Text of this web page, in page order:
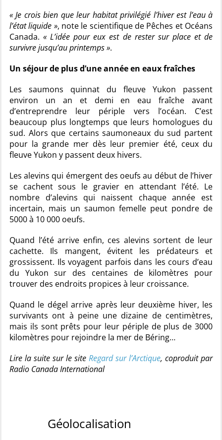
« Je crois bien que leur habitat privilégié l’hiver est l’eau à
l’état liquide », note le scientifique de Pêches et Océans
Canada.« L’idée pour eux est de rester sur place et de
survivre jusqu’au printemps ».
Un séjour de plus d’une année en eaux fraîches
Les saumons quinnat du fleuve Yukon passent
environ un an et demi en eau fraîche avant
d’entreprendre leur périple vers l’océan. C’est
beaucoup plus longtemps que leurs homologues du
sud. Alors que certains saumoneaux du sud partent
pour la grande mer dès leur premier été, ceux du
fleuve Yukon y passent deux hivers.
Les alevins qui émergent des oeufs au début de l’hiver
se cachent sous le gravier en attendant l’été. Le
nombre d’alevins qui naissent chaque année est
incertain, mais un saumon femelle peut pondre de
5000 à 10 000 oeufs.
Quand l’été arrive enfin, ces alevins sortent de leur
cachette. Ils mangent, évitent les prédateurs et
grossissent. Ils voyagent parfois dans les cours d’eau
du Yukon sur des centaines de kilomètres pour
trouver des endroits propices à leur croissance.
Quand le dégel arrive après leur deuxième hiver, les
survivants ont à peine une dizaine de centimètres,
mais ils sont prêts pour leur périple de plus de 3000
kilomètres pour rejoindre la mer de Béring…
Lire la suite sur le site Regard sur l’Arctique, coproduit par
Radio Canada International
Géolocalisation